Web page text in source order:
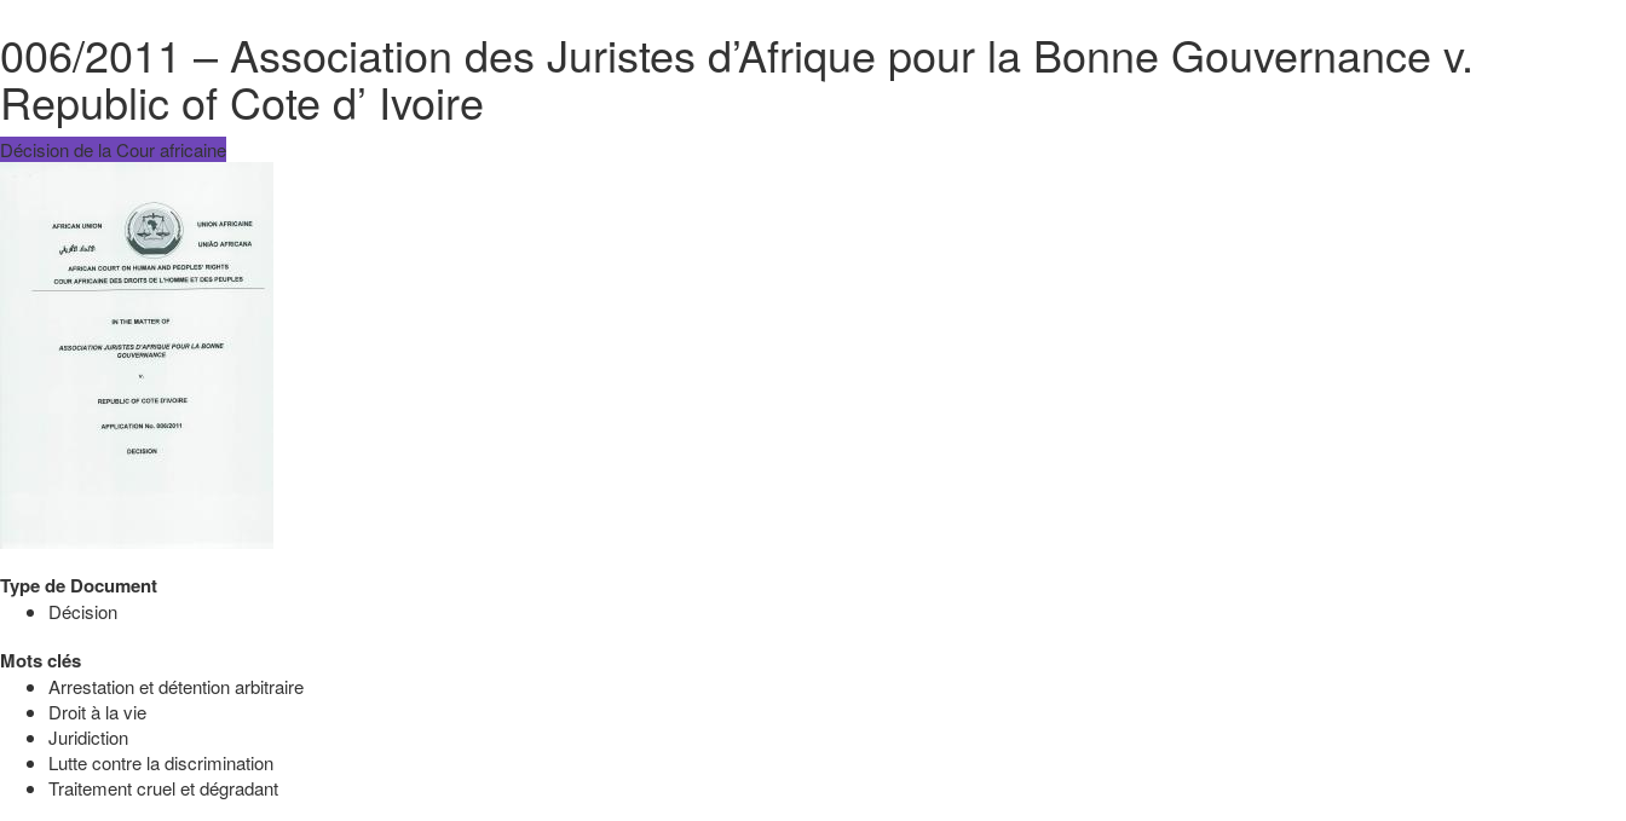
006/2011 – Association des Juristes d’Afrique pour la Bonne Gouvernance v.
Republic of Cote d’ Ivoire
Décision de la Cour africaine
Type de Document
Décision
Mots clés
Arrestation et détention arbitraire
Droit à la vie
Juridiction
Lutte contre la discrimination
Traitement cruel et dégradant